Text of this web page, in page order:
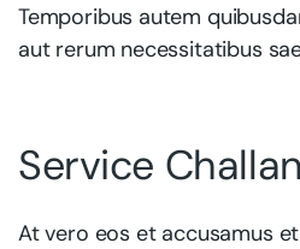
Temporibus autem
aut rerum necessitatibus
Service
At vero eos et accusamus